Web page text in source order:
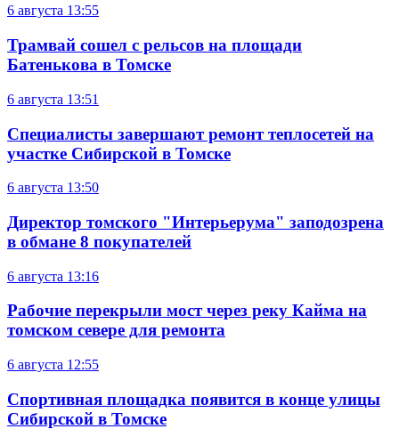
6 августа 13:55
Трамвай сошел с рельсов на площади
Батенькова в Томске
6 августа 13:51
Специалисты завершают ремонт теплосетей на
участке Сибирской в Томске
6 августа 13:50
Директор томского "Интерьерума" заподозрена
в обмане 8 покупателей
6 августа 13:16
Рабочие перекрыли мост через реку Кайма на
томском севере для ремонта
6 августа 12:55
Спортивная площадка появится в конце улицы
Сибирской в Томске